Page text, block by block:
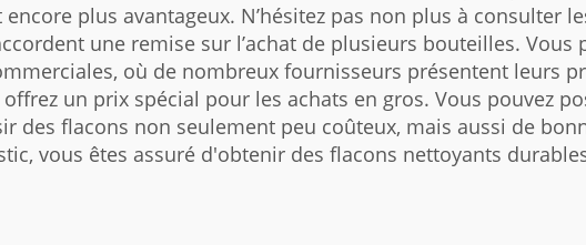
plus avantageux. N’hésitez pas non plus à consulter
une remise sur l’achat de plusieurs bouteilles. Vous
où de nombreux fournisseurs présentent leurs
offrez un prix spécial pour les achats en gros. Vous pouvez
des flacons non seulement peu coûteux, mais aussi de
vous êtes assuré d'obtenir des flacons nettoyants